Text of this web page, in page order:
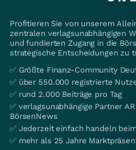
Profitieren Sie von unserem
zentralen verlagsunabhängigen
und fundierten Zugang in die
strategische Entscheidungen zu
✅ Größte Finanz-Community
✅ über 550.000 registrierte
✅ rund 2.000 Beiträge pro Tag
✅ verlagsunabhängige Partner
BörsenNews
✅ Jederzeit einfach handeln
✅ mehr als 25 Jahre